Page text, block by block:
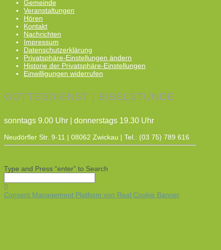
Gemeinde
Veranstaltungen
Hören
Kontakt
Nachrichten
Impressum
Datenschutzerklärung
Privatsphäre-Einstellungen ändern
Historie der Privatsphäre-Einstellungen
Einwilligungen widerrufen
GOTTESDIENST | BIBELSTUNDE
sonntags 9.00 Uhr | donnerstags 19.30 Uhr
Neudörfler Str. 9-11 | 08062 Zwickau | Tel.: (03 75) 789 616
Type and Press “enter” to Search
Consent Management Platform von Real Cookie Banner